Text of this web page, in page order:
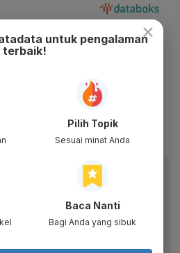
aplikasi mobile.
aplikasi mobile Katadata.
×
untuk pengalaman
terbaik!
Pilih Topik
Sesuai minat Anda
Baca Nanti
Bagi Anda yang sibuk